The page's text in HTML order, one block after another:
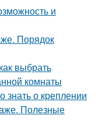
и
Порядок
выбрать
комнаты
о креплении
Полезные